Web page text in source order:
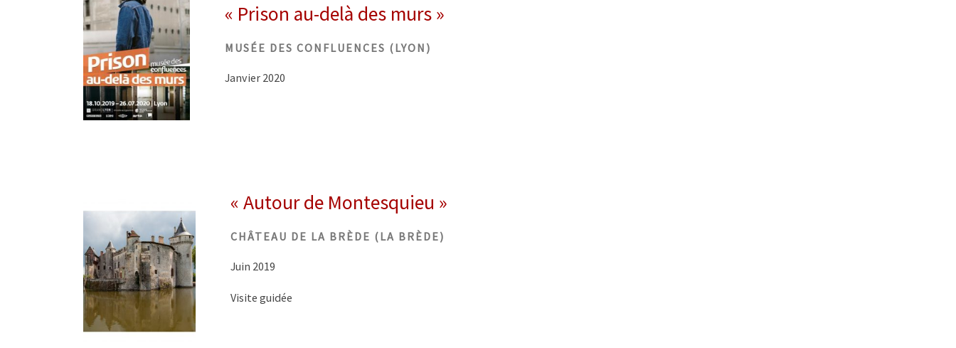
« Prison au-delà des murs »
MUSÉE DES CONFLUENCES (LYON)
Janvier 2020
« Autour de Montesquieu »
CHÂTEAU DE LA BRÈDE (LA BRÈDE)
Juin 2019
Visite guidée